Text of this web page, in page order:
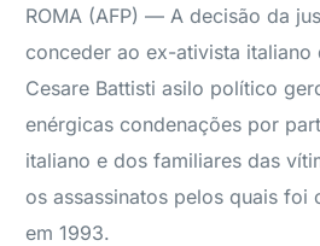
ROMA (AFP) — A decisão da
conceder ao ex-ativista italiano
Cesare Battisti asilo político
enérgicas condenações por
italiano e dos familiares das
os assassinatos pelos quais foi
em 1993.